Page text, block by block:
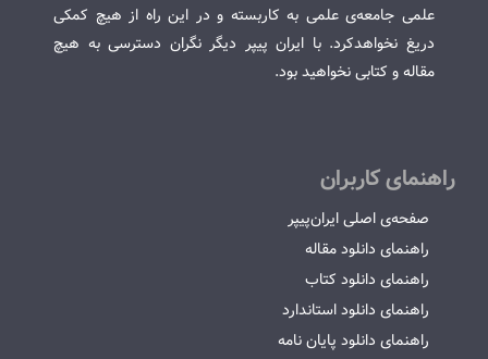
علمی جامعه‌ی علمی به کاربسته و در این راه از هیچ کمکی
دریغ نخواهدکرد. با ایران پیپر دیگر نگران دسترسی به هیچ
مقاله و کتابی نخواهید بود.
راهنمای کاربران
صفحه‌ی اصلی ایران‌پیپر
راهنمای دانلود مقاله
راهنمای دانلود کتاب
راهنمای دانلود استاندارد
راهنمای دانلود پایان نامه